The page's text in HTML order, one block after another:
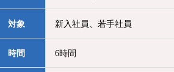
対象 新入社員、若手社員
時間 6時間